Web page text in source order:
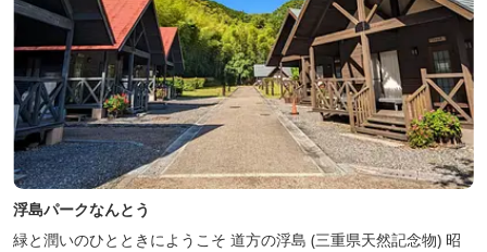
浮島パークなんとう
緑と潤いのひとときにようこそ ​道方の浮島 (三重県天然記念物) 昭